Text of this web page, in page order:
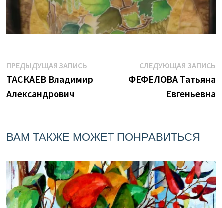
Навигация
по
записям
ПРЕДЫДУЩАЯ ЗАПИСЬПредыдущая
запись:
ТАСКАЕВ Владимир
Александрович
СЛЕДУЮЩАЯ ЗАПИСЬ
ФЕФЕЛОВА Татьяна
Евгеньевна
ВАМ ТАКЖЕ МОЖЕТ ПОНРАВИТЬСЯ